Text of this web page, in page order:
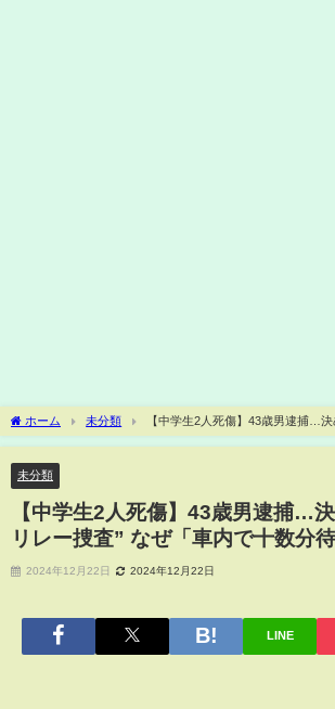
ホーム 未分類
【中学生2人死傷】43歳男逮捕…決
なぜ「車内で十数分待機」
未分類
【中学生2人死傷】43歳男逮捕…
リレー捜査” なぜ「車内で十数分待
2024年12月22日 2024年12月22日
LINE